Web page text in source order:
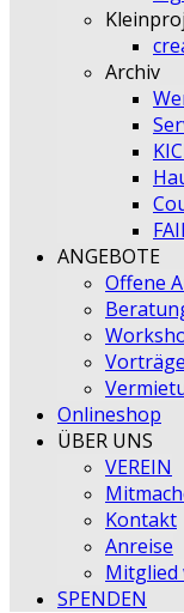
Archiv
ANGEBOTE
Offene
Vorträge
Onlineshop
ÜBER UNS
VEREIN
Kontakt
Anreise
Mitglied
SPENDEN